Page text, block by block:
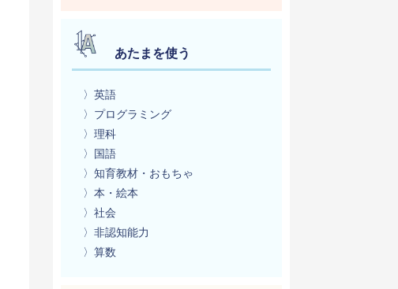
あたまを使う
〉英語
〉プログラミング
〉理科
〉国語
〉知育教材・おもちゃ
〉本・絵本
〉社会
〉非認知能力
〉算数